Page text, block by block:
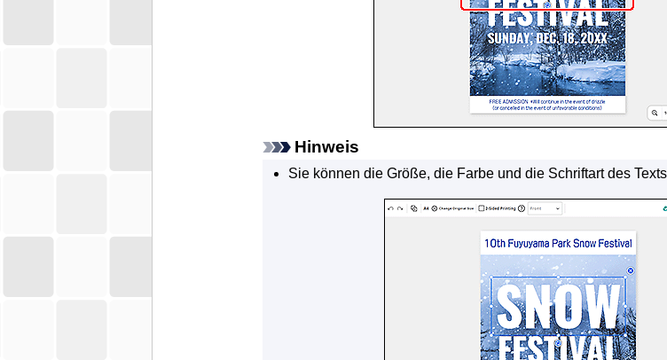
Hinweis
Sie können die Größe, die Farbe und die Schriftart des